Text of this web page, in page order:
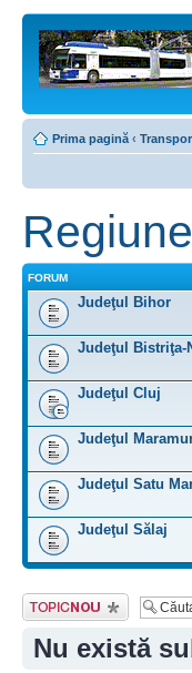
Prima pagină ‹
FORUM
Judeţul Bihor
Judeţul Bistriţa-
Judeţul Cluj
Judeţul
Judeţul Satu
Judeţul Sălaj
Scrie un subiect
nou
Nu există